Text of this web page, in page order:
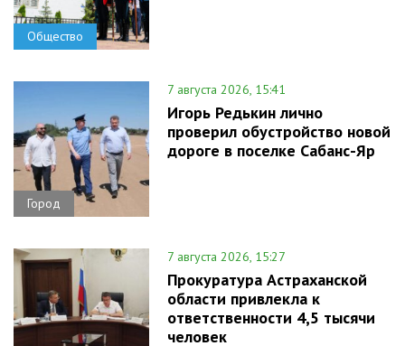
Общество
Город
7 августа 2026, 15:41
Игорь Редькин лично
проверил обустройство новой
дороге в поселке Сабанс-Яр
7 августа 2026, 15:27
Прокуратура Астраханской
области привлекла к
ответственности 4,5 тысячи
человек